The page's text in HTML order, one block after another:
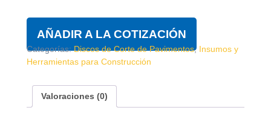
AÑADIR A LA COTIZACIÓN
Categorías:Discos de Corte de Pavimentos, Insumos y
Herramientas para Construcción
Valoraciones (0)